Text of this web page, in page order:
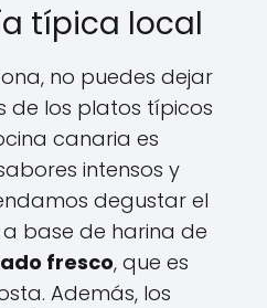
típica local
no puedes dejar
de los platos típicos
canaria es
intensos y
degustar el
base de harina de
fresco, que es
Además, los